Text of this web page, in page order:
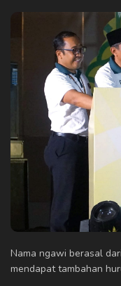
Nama ngawi berasal
mendapat tambahan